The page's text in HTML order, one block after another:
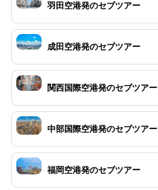
羽田空港発のセブツアー
成田空港発のセブツアー
関西国際空港発のセブツアー
中部国際空港発のセブツアー
福岡空港発のセブツアー